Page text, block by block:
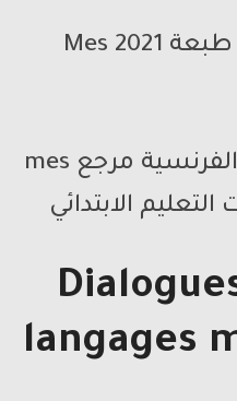
من إعداد الأستاذ بدر الريمش: كراسة نصوص الحوار طبعة 2021 Mes
تحتوي هذه الكراسات على نصوص الحوار الخاصة باللغة الفرنسية مرجع mes
langages